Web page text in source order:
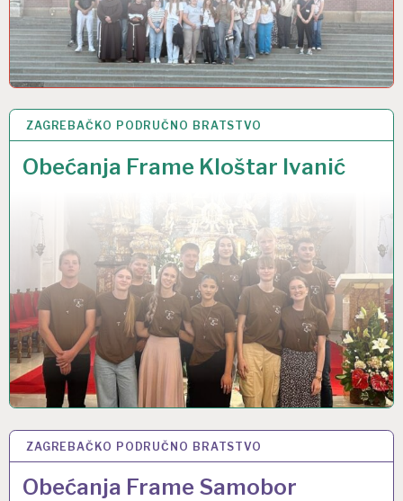
ZAGREBAČKO PODRUČNO BRATSTVO
Obećanja Frame Kloštar Ivanić
17 LIP 2025
ZAGREBAČKO PODRUČNO BRATSTVO
Obećanja Frame Samobor
16 LIP 2025